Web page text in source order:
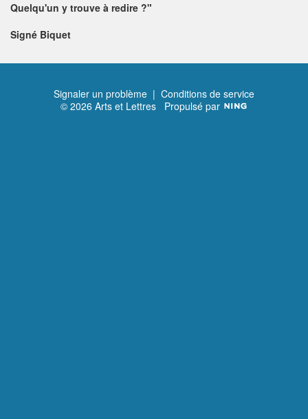
Quelqu'un y trouve à redire ?"
Signé Biquet
Signaler un problème | Conditions de service
© 2026 Arts et Lettres Propulsé par